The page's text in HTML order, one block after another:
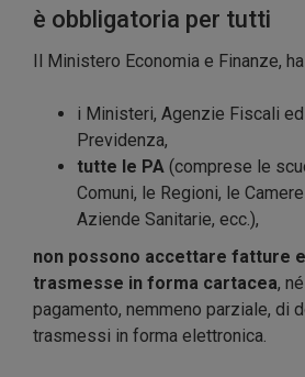
è obbligatoria per tutti
Il Ministero Economia e Finanze,
i Ministeri, Agenzie Fiscali
Previdenza,
tutte le PA (comprese le
Comuni, le Regioni, le
Aziende Sanitarie, ecc.),
non possono accettare fatture
trasmesse in forma cartacea,
pagamento, nemmeno parziale, di
trasmessi in forma elettronica.